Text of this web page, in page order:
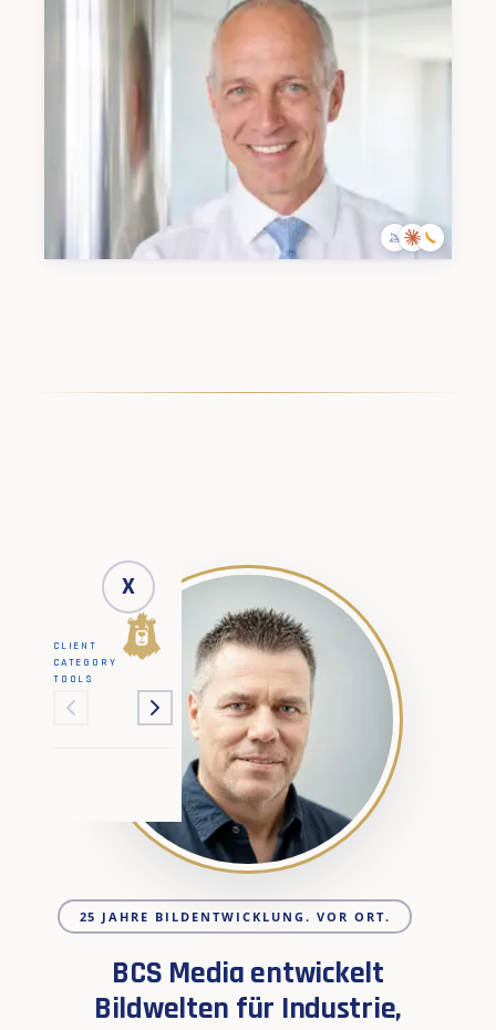
X
CLIENT
CATEGORY
TOOLS
25 JAHRE BILDENTWICKLUNG. VOR ORT.
BCS Media entwickelt
Bildwelten für Industrie,